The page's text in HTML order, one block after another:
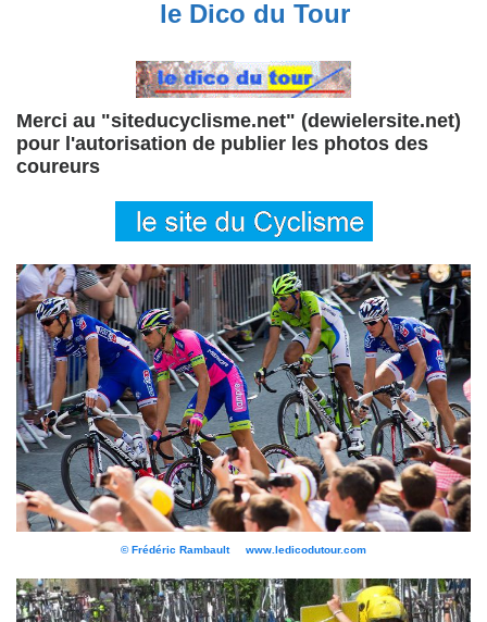
le Dico du Tour
Merci au "siteducyclisme.net" (dewielersite.net)
pour l'autorisation de publier les photos des
coureurs
© Frédéric Rambault www.ledicodutour.com